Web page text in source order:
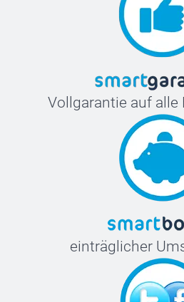
Vollgarantie auf alle
einträglicher